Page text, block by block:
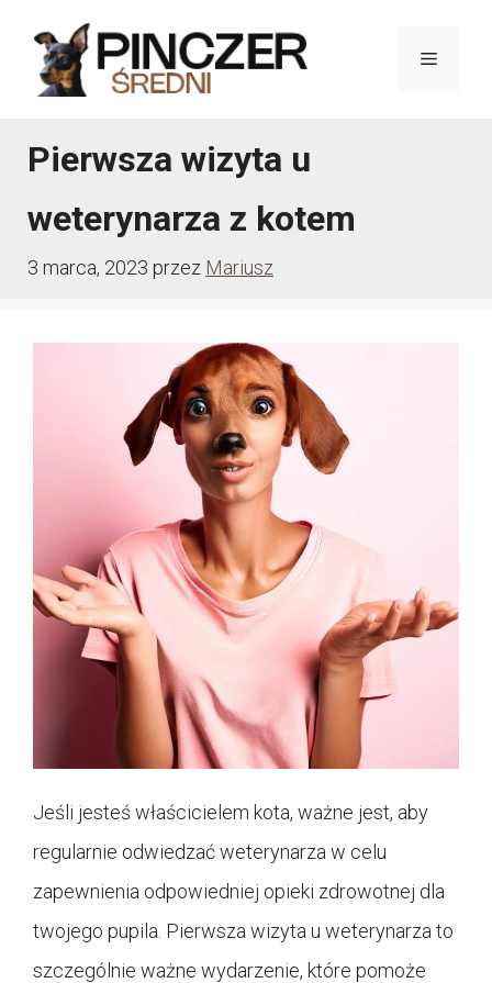
treści
Menu
Pierwsza wizyta u
weterynarza z kotem
3 marca, 2023 przez Mariusz
Jeśli jesteś właścicielem kota, ważne jest, aby
regularnie odwiedzać weterynarza w celu
zapewnienia odpowiedniej opieki zdrowotnej dla
twojego pupila. Pierwsza wizyta u weterynarza to
szczególnie ważne wydarzenie, które pomoże